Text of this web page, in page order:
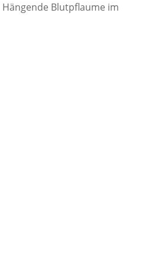
Hängende Blutpflaume im